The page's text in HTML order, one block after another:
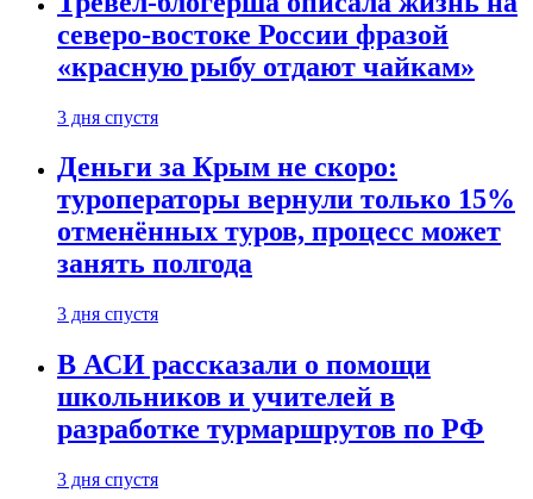
северо-востоке России фразой
«красную рыбу отдают чайкам»
3 дня спустя
Деньги за Крым не скоро:
туроператоры вернули только 15%
отменённых туров, процесс может
занять полгода
3 дня спустя
В АСИ рассказали о помощи
школьников и учителей в
разработке турмаршрутов по РФ
3 дня спустя